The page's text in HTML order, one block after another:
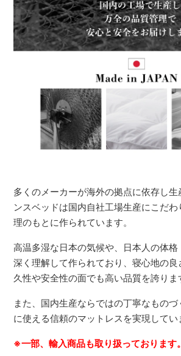
多くのメーカーが海外の拠点に依存し生
ンスベッドは国内自社工場生産にこだ
理のもとに作られています。
高温多湿な日本の気候や、日本人の体
深く理解して作られており、寝心地の
久性や安全性の面でも高い品質を誇りま
また、国内生産ならではの丁寧なもの
に使える信頼のマットレスを実現してい
※一部、輸入商品も取り扱っております。